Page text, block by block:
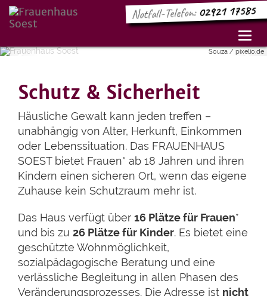
Notfall-Telefon:02921 17585
Souza / pixelio.de
Previous
Schutz & Sicherheit
Häusliche Gewalt kann jeden treffen –
unabhängig von Alter, Herkunft, Einkommen
oder Lebenssituation. Das FRAUENHAUS
SOEST bietet Frauen* ab 18 Jahren und ihren
Kindern einen sicheren Ort, wenn das eigene
Zuhause kein Schutzraum mehr ist.
Das Haus verfügt über 16 Plätze für Frauen*
und bis zu 26 Plätze für Kinder. Es bietet eine
geschützte Wohnmöglichkeit,
sozialpädagogische Beratung und eine
verlässliche Begleitung in allen Phasen des
Veränderungsprozesses. Die Adresse ist nicht